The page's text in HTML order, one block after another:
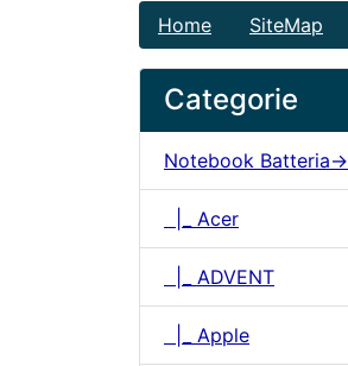
Home SiteMap
Categorie
Notebook Batteria->
|_ Acer
|_ ADVENT
|_ Apple